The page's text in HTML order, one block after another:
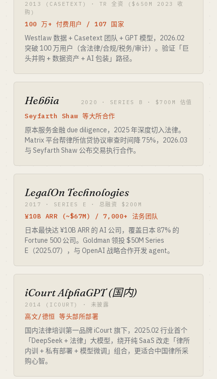
2013 (CASETEXT) · TR 全资 ($650M 2023 收
购)
100 万+ 付费用户 / 107 国家
Westlaw 数据 + Casetext 团队 + GPT 模型，2026.02
突破 100 万用户（含法律/合规/税务/审计）。验证「巨
头并购 + 数据资产 + AI 包装」路径。
Hebbia 2020 · SERIES B · $700M 估值
Seyfarth Shaw 等大所合作
原本服务金融 due diligence，2025 年深度切入法律。
Matrix 平台帮律所信贷协议审查时间降 75%，2026.03
与 Seyfarth Shaw 公布交易执行合作。
LegalOn Technologies
2017 · SERIES E · 总融资 $200M
¥10B ARR (~$67M) / 7,000+ 法务团队
日本最快达 ¥10B ARR 的 AI 公司，覆盖日本 87% 的
Fortune 500 公司。Goldman 领投 $50M Series
E（2025.07），与 OpenAI 战略合作开发 agent。
iCourt AlphaGPT (国内)
2014 (ICOURT) · 未披露
高文/德恒 等头部所部署
国内法律培训第一品牌 iCourt 旗下，2025.02 行业首个
「DeepSeek + 法律」大模型，绕开纯 SaaS 改走「律所
内训 + 私有部署 + 模型微调」组合，更适合中国律所采
购心智。